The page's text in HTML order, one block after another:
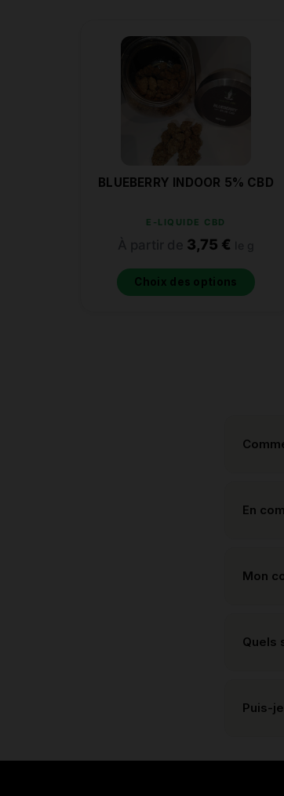
BLUEBERRY INDOOR 5% CBD
E-LIQUIDE CBD
3,75 €
Choix des options
En
Mon
Quels
Puis-